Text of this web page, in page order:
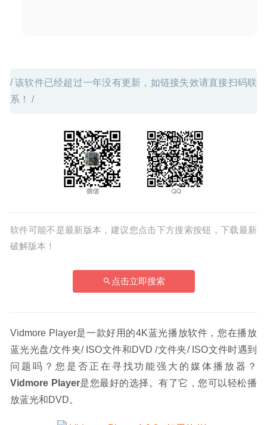
/ 该软件已经超过一年没有更新，如链接失效请直接扫码联
系！ /
软件可能不是最新版本，建议您点击下方搜索按钮，下载最新
破解版本！
点击立即搜索
Vidmore Player是一款好用的4K蓝光播放软件，您在播放
蓝光光盘/文件夹/ ISO文件和DVD /文件夹/ ISO文件时遇到
问题吗？您是否正在寻找功能强大的媒体播放器？
Vidmore Player是您最好的选择。有了它，您可以轻松播
放蓝光和DVD。